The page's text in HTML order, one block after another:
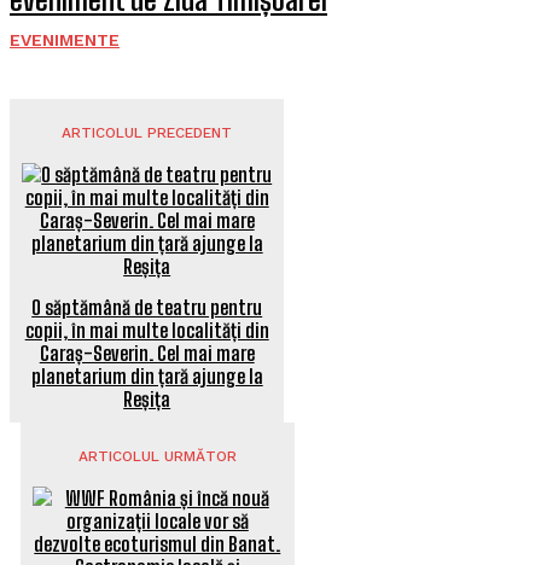
EVENIMENTE
ARTICOLUL PRECEDENT
O săptămână de teatru pentru
copii, în mai multe localități din
Caraș-Severin. Cel mai mare
planetarium din țară ajunge la
Reșița
ARTICOLUL URMĂTOR